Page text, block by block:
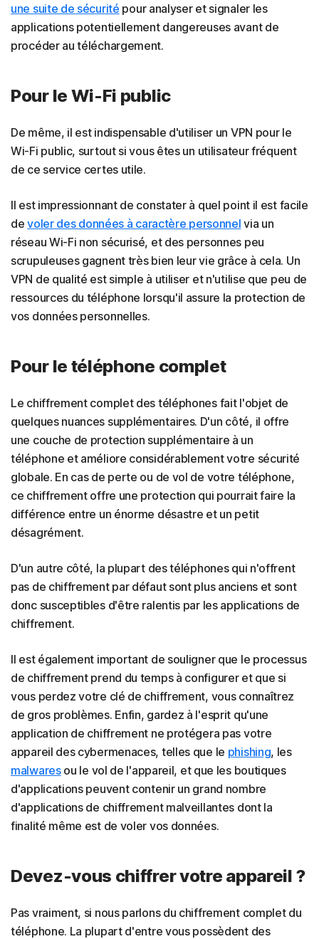
une suite de sécurité pour analyser et signaler les
applications potentiellement dangereuses avant de
procéder au téléchargement.
Pour le Wi-Fi public
De même, il est indispensable d'utiliser un VPN pour le
Wi-Fi public, surtout si vous êtes un utilisateur fréquent
de ce service certes utile.
Il est impressionnant de constater à quel point il est facile
devoler des données à caractère personnel via un
réseau Wi-Fi non sécurisé, et des personnes peu
scrupuleuses gagnent très bien leur vie grâce à cela. Un
VPN de qualité est simple à utiliser et n'utilise que peu de
ressources du téléphone lorsqu'il assure la protection de
vos données personnelles.
Pour le téléphone complet
Le chiffrement complet des téléphones fait l'objet de
quelques nuances supplémentaires. D'un côté, il offre
une couche de protection supplémentaire à un
téléphone et améliore considérablement votre sécurité
globale. En cas de perte ou de vol de votre téléphone,
ce chiffrement offre une protection qui pourrait faire la
différence entre un énorme désastre et un petit
désagrément.
D'un autre côté, la plupart des téléphones qui n'offrent
pas de chiffrement par défaut sont plus anciens et sont
donc susceptibles d'être ralentis par les applications de
chiffrement.
Il est également important de souligner que le processus
de chiffrement prend du temps à configurer et que si
vous perdez votre clé de chiffrement, vous connaîtrez
de gros problèmes. Enfin, gardez à l'esprit qu'une
application de chiffrement ne protégera pas votre
appareil des cybermenaces, telles que le phishing, les
malwaresou le vol de l'appareil, et que les boutiques
d'applications peuvent contenir un grand nombre
d'applications de chiffrement malveillantes dont la
finalité même est de voler vos données.
Devez-vous chiffrer votre appareil ?
Pas vraiment, si nous parlons du chiffrement complet du
téléphone. La plupart d'entre vous possèdent des